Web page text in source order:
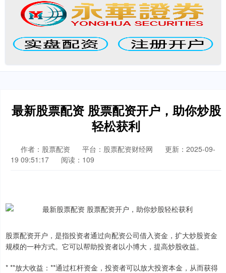
最新股票配资 股票配资开户，助你炒股
轻松获利
作者：股票配资 平台：股票配资财经网
更新：2025-09-
19 09:51:17
阅读：109
股票配资开户，是指投资者通过向配资公司借入资金，扩大炒股资金
规模的一种方式。它可以帮助投资者以小博大，提高炒股收益。
* **放大收益：**通过杠杆资金，投资者可以放大投资本金，从而获得